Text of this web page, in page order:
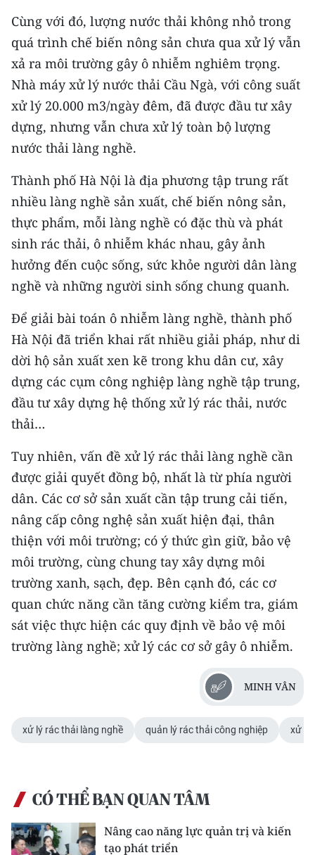
VỀ BÁO NHÂN DÂN
THỜI NAY
NHÂN DÂN CUỐI TUẦN
NHÂN DÂN HẰNG THÁNG
MUA BÁO
ĐỌC BÁO IN
ENGLISH
中文
РУССКИЙ
ESPAÑOL
한국어
Cùng với đó, lượng nước thải không nhỏ trong
quá trình chế biến nông sản chưa qua xử lý vẫn
xả ra môi trường gây ô nhiễm nghiêm trọng.
Nhà máy xử lý nước thải Cầu Ngà, với công suất
xử lý 20.000 m3/ngày đêm, đã được đầu tư xây
dựng, nhưng vẫn chưa xử lý toàn bộ lượng
nước thải làng nghề.
Thành phố Hà Nội là địa phương tập trung rất
nhiều làng nghề sản xuất, chế biến nông sản,
thực phẩm, mỗi làng nghề có đặc thù và phát
sinh rác thải, ô nhiễm khác nhau, gây ảnh
hưởng đến cuộc sống, sức khỏe người dân làng
nghề và những người sinh sống chung quanh.
Để giải bài toán ô nhiễm làng nghề, thành phố
Hà Nội đã triển khai rất nhiều giải pháp, như di
dời hộ sản xuất xen kẽ trong khu dân cư, xây
dựng các cụm công nghiệp làng nghề tập trung,
đầu tư xây dựng hệ thống xử lý rác thải, nước
thải…
Tuy nhiên, vấn đề xử lý rác thải làng nghề cần
được giải quyết đồng bộ, nhất là từ phía người
dân. Các cơ sở sản xuất cần tập trung cải tiến,
nâng cấp công nghệ sản xuất hiện đại, thân
thiện với môi trường; có ý thức gìn giữ, bảo vệ
môi trường, cùng chung tay xây dựng môi
trường xanh, sạch, đẹp. Bên cạnh đó, các cơ
quan chức năng cần tăng cường kiểm tra, giám
sát việc thực hiện các quy định về bảo vệ môi
trường làng nghề; xử lý các cơ sở gây ô nhiễm.
MINH VÂN
xử lý rác thải làng nghề quản lý rác thải công nghiệp xử lý
CÓ THỂ BẠN QUAN TÂM
Nâng cao năng lực quản trị và kiến
tạo phát triển